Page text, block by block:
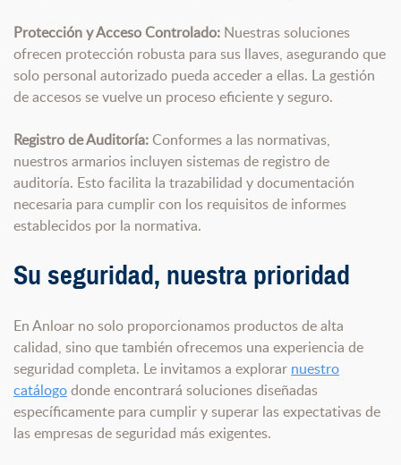
Protección y Acceso Controlado: Nuestras soluciones
ofrecen protección robusta para sus llaves, asegurando que
solo personal autorizado pueda acceder a ellas. La gestión
de accesos se vuelve un proceso eficiente y seguro.
Registro de Auditoría:Conformes a las normativas,
nuestros armarios incluyen sistemas de registro de
auditoría. Esto facilita la trazabilidad y documentación
necesaria para cumplir con los requisitos de informes
establecidos por la normativa.
Su seguridad, nuestra prioridad
En Anloar no solo proporcionamos productos de alta
calidad, sino que también ofrecemos una experiencia de
seguridad completa. Le invitamos a explorar nuestro
catálogodonde encontrará soluciones diseñadas
específicamente para cumplir y superar las expectativas de
las empresas de seguridad más exigentes.